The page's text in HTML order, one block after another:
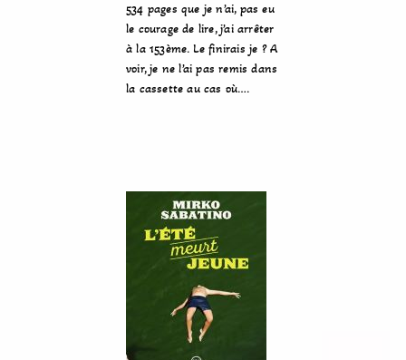
534 pages que je n’ai, pas eu
le courage de lire, j’ai arrêter
à la 153ème. Le finirais je ? A
voir, je ne l’ai pas remis dans
la cassette au cas où….